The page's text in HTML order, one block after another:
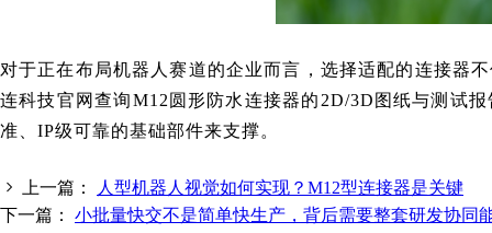
对于正在布局机器人赛道的企业而言，选择适配的连接器
连科技官网查询M12圆形防水连接器的2D/3D图纸与测试
准、IP级可靠的基础部件来支撑。
上一篇：
人型机器人视觉如何实现？M12型连接器是关键
下一篇： 小批量快交不是简单快生产，背后需要整套研发协同